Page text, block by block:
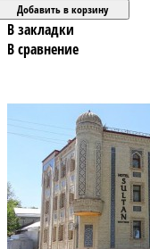
В закладки
В сравнение